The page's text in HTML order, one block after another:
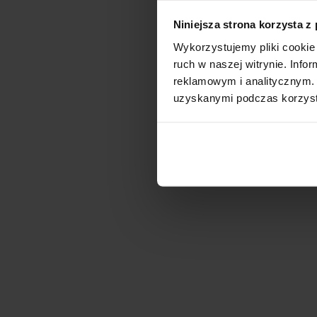
Niniejsza strona korzysta z
Wykorzystujemy pliki
ruch w naszej witrynie.
reklamowym i
uzyskanymi podczas